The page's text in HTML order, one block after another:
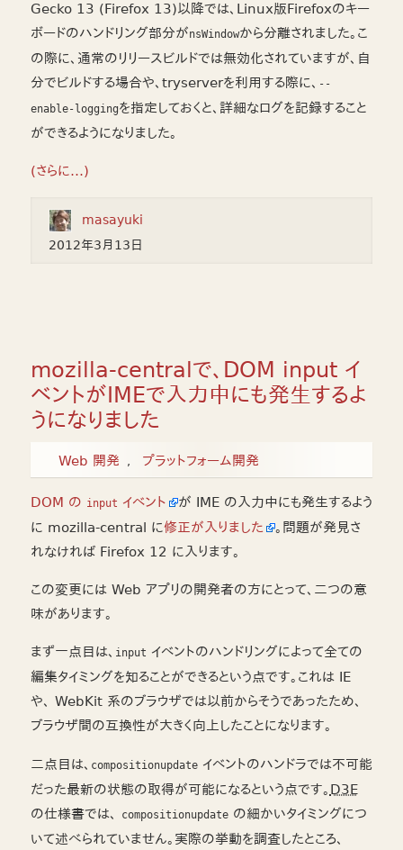
Gecko 13 (Firefox 13)以降では、Linux版Firefoxのキー
ボードのハンドリング部分がnsWindowから分離されました。こ
の際に、通常のリリースビルドでは無効化されていますが、自
分でビルドする場合や、tryserverを利用する際に、 --
enable-loggingを指定しておくと、詳細なログを記録すること
ができるようになりました。
(さらに…)
masayuki
2012年3月13日
mozilla-centralで、DOM input イ
ベントがIMEで入力中にも発生するよ
うになりました
Web 開発 プラットフォーム開発
DOM の input イベント
が IME の入力中にも発生するよう
に mozilla-central に修正が入りました
。問題が発見さ
れなければ Firefox 12 に入ります。
この変更には Web アプリの開発者の方にとって、二つの意
味があります。
まず一点目は、 input イベントのハンドリングによって全ての
編集タイミングを知ることができるという点です。これは IE
や、 WebKit 系のブラウザでは以前からそうであったため、
ブラウザ間の互換性が大きく向上したことになります。
二点目は、 compositionupdateイベントのハンドラでは不可能
だった最新の状態の取得が可能になるという点です。 D3E
の仕様書では、
compositionupdateの細かいタイミングにつ
いて述べられていません。実際の挙動を調査したところ、